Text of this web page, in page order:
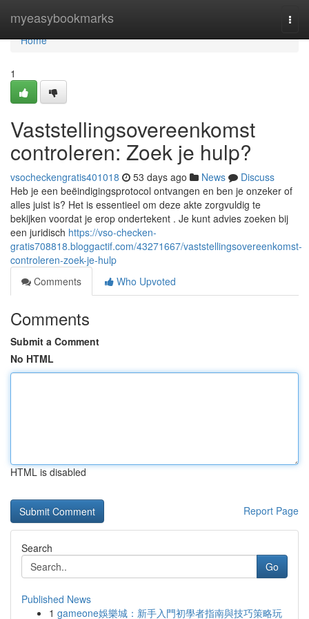
myeasybookmarks
Home
Home
1
Vaststellingsovereenkomst
controleren: Zoek je hulp?
vsocheckengratis401018 53 days ago News
Discuss
Heb je een beëindigingsprotocol ontvangen en ben je onzeker of
alles juist is? Het is essentieel om deze akte zorgvuldig te
bekijken voordat je erop ondertekent . Je kunt advies zoeken bij
een juridisch https://vso-checken-
gratis708818.bloggactif.com/43271667/vaststellingsovereenkomst-
controleren-zoek-je-hulp
Comments
Who Upvoted
Comments
Submit a Comment
No HTML
HTML is disabled
Report Page
Search
Go
Published News
1 gameone娛樂城：新手入門初學者指南與技巧策略玩